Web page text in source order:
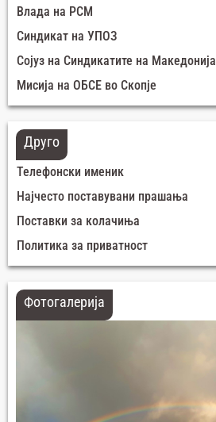
Влада на РСМ
Синдикат на УПОЗ
Сојуз на Синдикатите на Македонија
Мисија на ОБСЕ во Скопје
Друго
Телефонски именик
Најчесто поставувани прашања
Поставки за колачиња
Политика за приватност
Фотогалерија